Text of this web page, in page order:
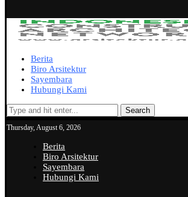
Berita
Biro Arsitektur
Sayembara
Hubungi Kami
Search
Thursday, August 6, 2026
Berita
Biro Arsitektur
Sayembara
Hubungi Kami